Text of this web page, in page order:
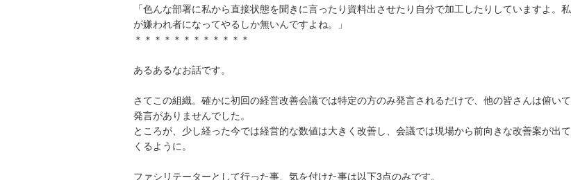
「色んな部署に私から直接状態を聞きに言ったり資料出させたり自分で加工したりしていますよ。私
が嫌われ者になってやるしか無いんですよね。」
＊＊＊＊＊＊＊＊＊＊＊＊
あるあるなお話です。
さてこの組織。確かに初回の経営改善会議では特定の方のみ発言されるだけで、他の皆さんは俯いて
発言がありませんでした。
ところが、少し経った今では経営的な数値は大きく改善し、会議では現場から前向きな改善案が出て
くるように。
ファシリテーターとして行った事、気を付けた事は以下3点のみです。